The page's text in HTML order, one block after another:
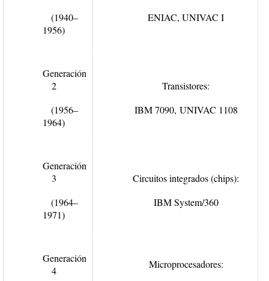
(1940–
1956)
ENIAC, UNIVAC I
Generación
2
(1956–
1964)
Transistores:
IBM 7090, UNIVAC 1108
Generación
3
(1964–
1971)
Circuitos integrados (chips):
IBM System/360
Generación
4
Microprocesadores: